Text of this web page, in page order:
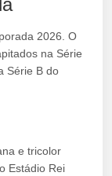
2026. O
na Série
Série B do
e tricolor
Estádio Rei